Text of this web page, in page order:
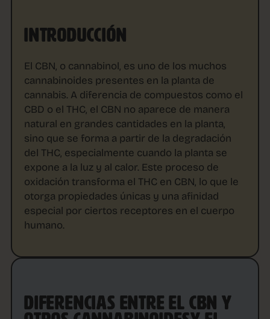
INTRODUCCIÓN
El CBN, o cannabinol, es uno de los muchos
cannabinoides presentes en la planta de
cannabis. A diferencia de compuestos como el
CBD o el THC, el CBN no aparece de manera
natural en grandes cantidades en la planta,
sino que se forma a partir de la degradación
del THC, especialmente cuando la planta se
expone a la luz y al calor. Este proceso de
oxidación transforma el THC en CBN, lo que le
otorga propiedades únicas y una afinidad
especial por ciertos receptores en el cuerpo
humano.
DIFERENCIAS ENTRE EL CBN Y